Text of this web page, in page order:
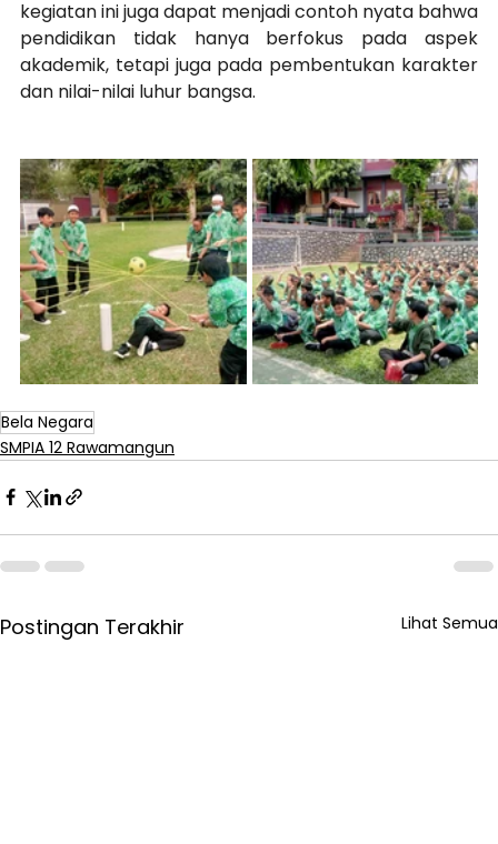
kegiatan ini juga dapat menjadi contoh nyata bahwa
pendidikan tidak hanya berfokus pada aspek
akademik, tetapi juga pada pembentukan karakter
dan nilai-nilai luhur bangsa.
Bela Negara
SMPIA 12 Rawamangun
Postingan Terakhir Lihat Semua